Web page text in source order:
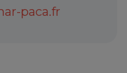
paca.fr